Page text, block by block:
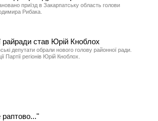
приїзд в Закарпатську область голови
Рибака.
райради став Юрій Кноблох
депутати обрали нового голову районної ради.
регіонів Юрій Кноблох.